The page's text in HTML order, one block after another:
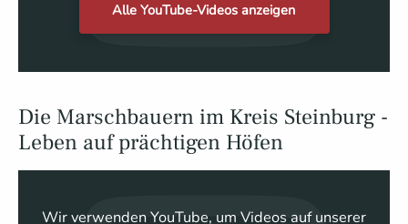
Alle YouTube-Videos anzeigen
Die Marschbauern im Kreis Steinburg -
Leben auf prächtigen Höfen
Wir verwenden YouTube, um Videos auf unserer